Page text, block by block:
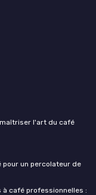
l'art du café
un percolateur de
café professionnelles :